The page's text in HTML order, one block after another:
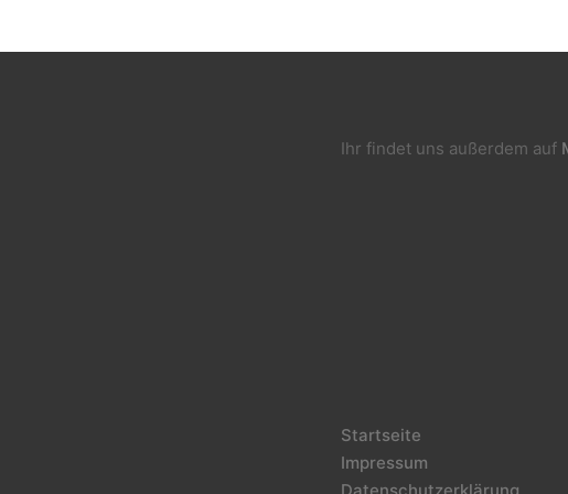
Ihr findet uns außerdem auf
Startseite
Impressum
Datenschutzerklärung